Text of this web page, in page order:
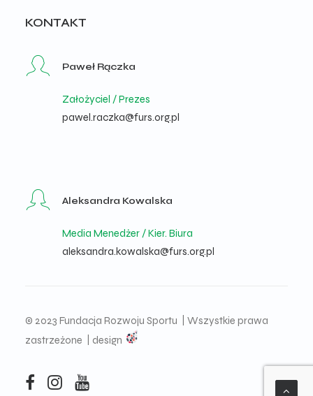
KONTAKT
Paweł Rączka
Założyciel / Prezes
pawel.raczka@furs.org.pl
Aleksandra Kowalska
Media Menedżer / Kier. Biura
aleksandra.kowalska@furs.org.pl
© 2023 Fundacja Rozwoju Sportu | Wszystkie prawa
zastrzeżone | design